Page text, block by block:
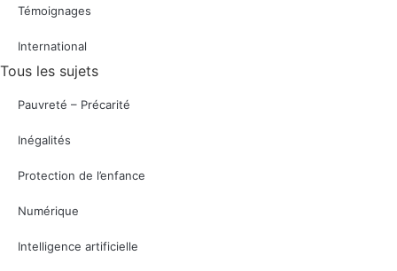
Témoignages
International
Tous les sujets
Pauvreté – Précarité
Inégalités
Protection de l’enfance
Numérique
Intelligence artificielle